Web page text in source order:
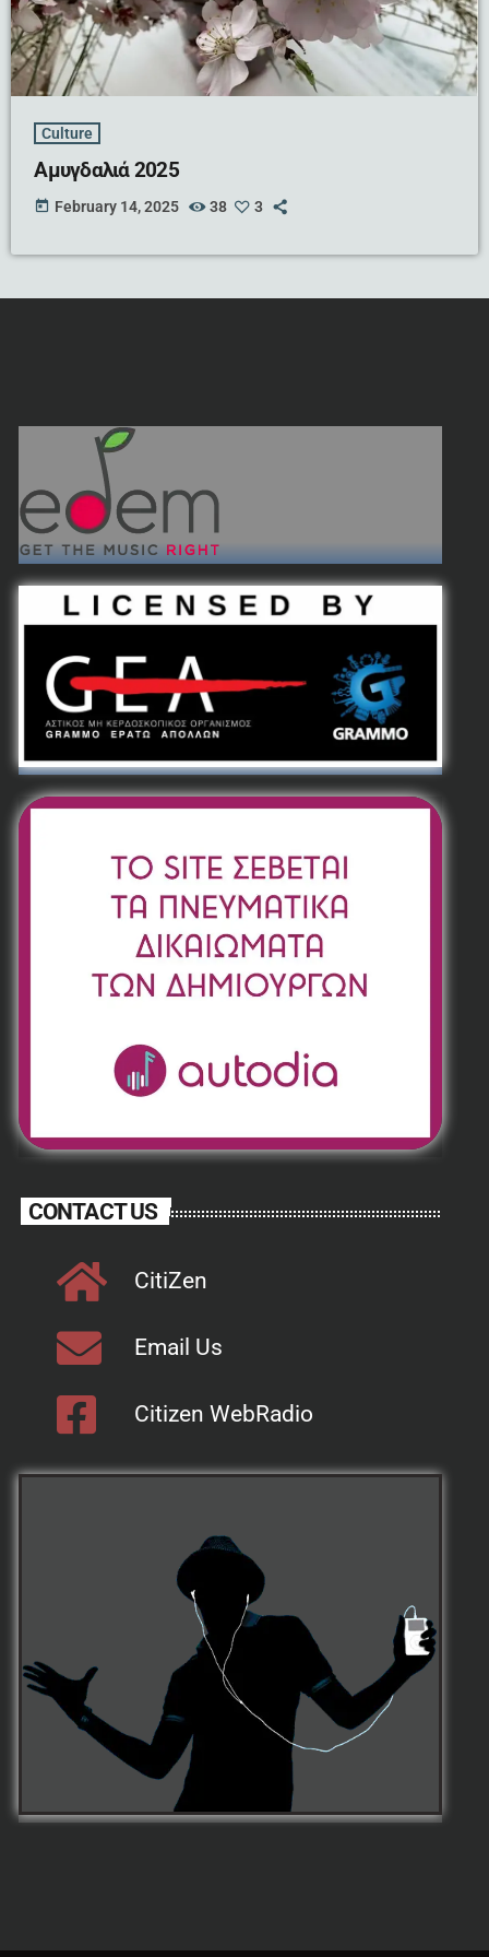
Culture
Αμυγδαλιά 2025
today February 14, 2025 38 3
CONTACT US
CitiZen
Email Us
Citizen WebRadio